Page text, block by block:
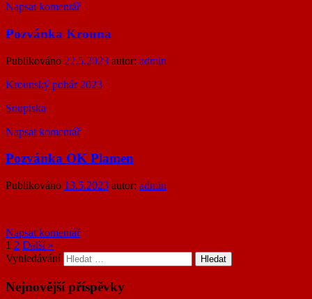
Napsat komentář
Pozvánka Krouna
Publikováno 22.5.2023 autor: admin
Krounský pohár 2023
Soupiska
Napsat komentář
Pozvánka OK Plamen
Publikováno 13.5.2023 autor: admin
Napsat komentář
1 2 Další »
Vyhledávání
Nejnovější příspěvky